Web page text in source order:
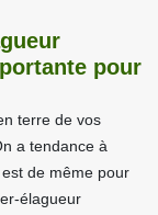
pour
terre de vos
a tendance à
de même pour
élagueur